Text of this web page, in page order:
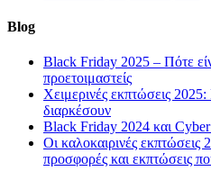
Blog
Black Friday 2025 – Πότε
προετοιμαστείς
Χειμερινές εκπτώσεις
διαρκέσουν
Black Friday 2024 και
Οι καλοκαιρινές εκπτώσεις
προσφορές και εκπτώσεις